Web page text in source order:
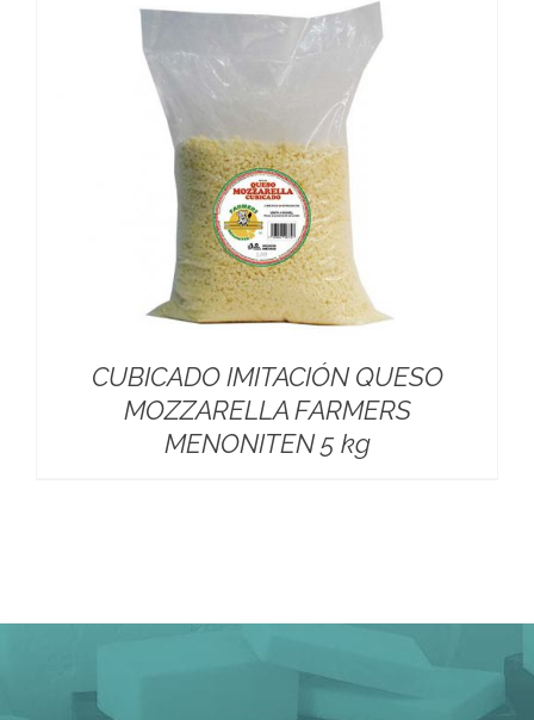
CUBICADO IMITACIÓN QUESO
MOZZARELLA FARMERS
MENONITEN 5 kg